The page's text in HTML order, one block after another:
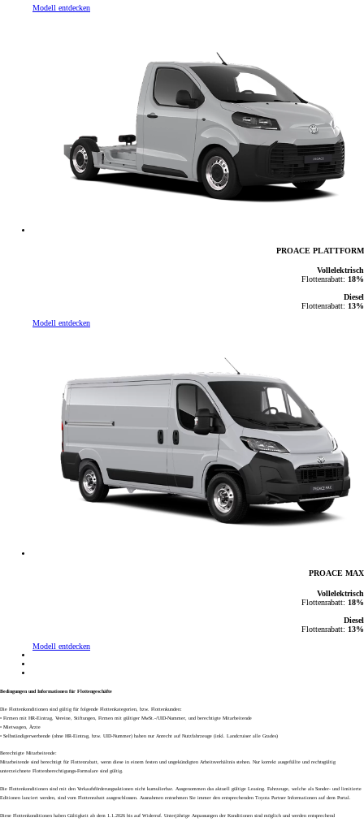
Modell entdecken
PROACE PLATTFORM
Vollelektrisch
Flottenrabatt: 18%
Diesel
Flottenrabatt: 13%
Modell entdecken
PROACE MAX
Vollelektrisch
Flottenrabatt: 18%
Diesel
Flottenrabatt: 13%
Modell entdecken
Bedingungen und Informationen für Flottengeschäfte
Die Flottenkonditionen sind gültig für folgende Flottenkategorien, bzw. Flottenkunden:
• Firmen mit HR-Eintrag, Vereine, Stiftungen, Firmen mit gültiger MwSt.-/UID-Nummer, und berechtigte Mitarbeitende
• Mietwagen, Ärzte
• Selbständigerwerbende (ohne HR-Eintrag, bzw. UID-Nummer) haben nur Anrecht auf Nutzfahrzeuge (inkl. Landcruiser alle Grades)
Berechtigte Mitarbeitende:
Mitarbeitende sind berechtigt für Flottenrabatt, wenn diese in einem festen und ungekündigten Arbeitsverhältnis stehen. Nur korrekt ausgefüllte und rechtsgültig
unterzeichnete Flottenberechtigungs-Formulare sind gültig.
Die Flottenkonditionen sind mit den Verkaufsförderungsaktionen nicht kumulierbar. Ausgenommen das aktuell gültige Leasing. Fahrzeuge, welche als Sonder- und limitierte
Editionen lanciert werden, sind vom Flottenrabatt ausgeschlossen. Ausnahmen entnehmen Sie immer den entsprechenden Toyota Partner Informationen auf dem Portal.
Diese Flottenkonditionen haben Gültigkeit ab dem 1.1.2026 bis auf Widerruf. Unterjährige Anpassungen der Konditionen sind möglich und werden entsprechend